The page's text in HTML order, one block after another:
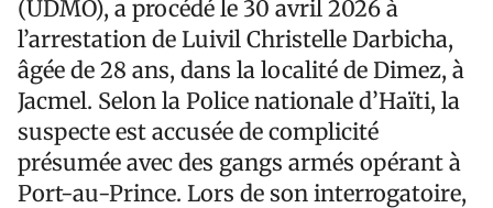
(UDMO), a procédé le 30 avril 2026 à
l’arrestation de Luivil Christelle Darbicha,
âgée de 28 ans, dans la localité de Dimez, à
Jacmel. Selon la Police nationale d’Haïti, la
suspecte est accusée de complicité
présumée avec des gangs armés opérant à
Port-au-Prince. Lors de son interrogatoire,